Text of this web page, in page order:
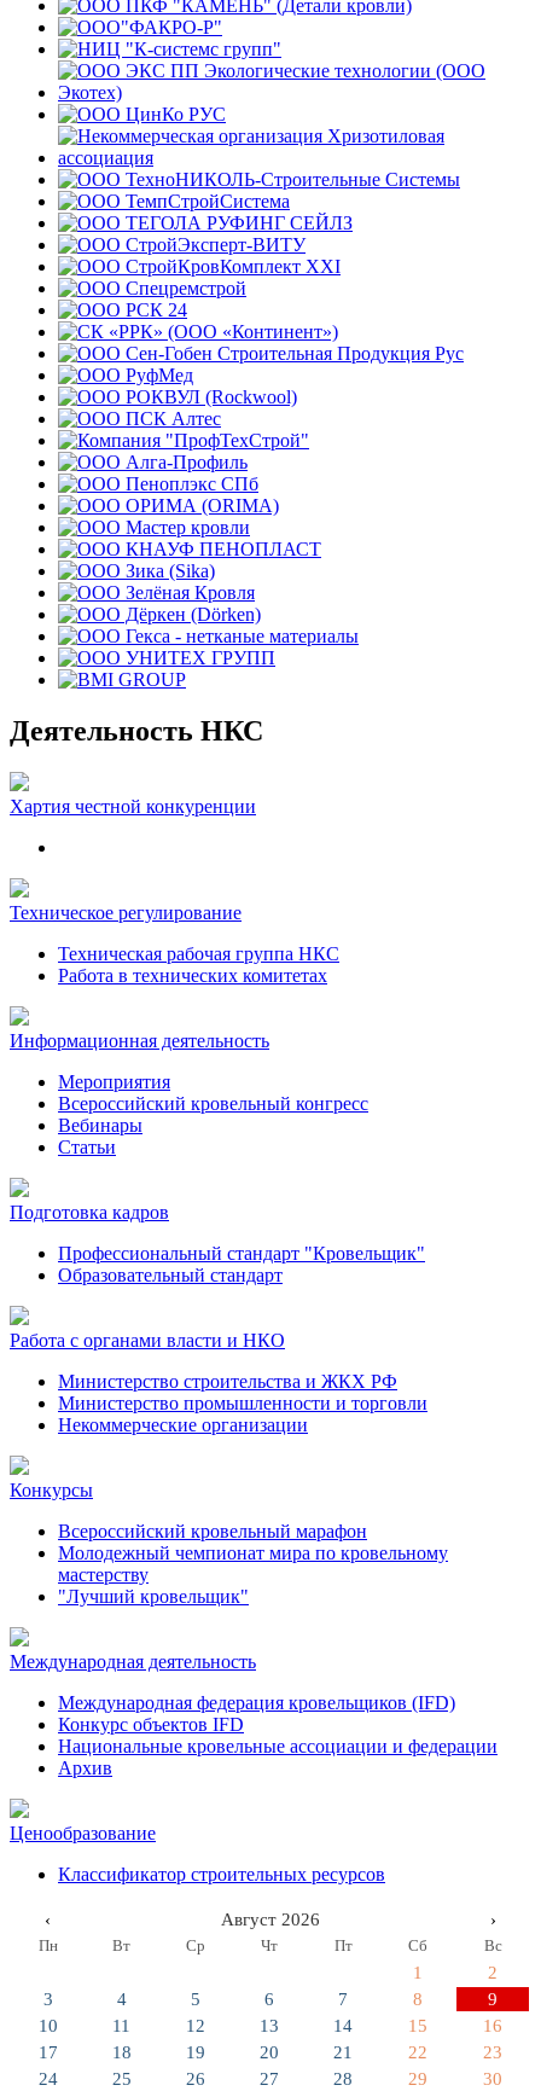
Деятельность НКС
Хартия честной конкуренции
Техническое регулирование
Техническая рабочая группа НКС
Работа в технических комитетах
Информационная деятельность
Мероприятия
Всероссийский кровельный конгресс
Вебинары
Статьи
Подготовка кадров
Профессиональный стандарт "Кровельщик"
Образовательный стандарт
Работа с органами власти и НКО
Министерство строительства и ЖКХ РФ
Министерство промышленности и торговли
Некоммерческие организации
Конкурсы
Всероссийский кровельный марафон
Молодежный чемпионат мира по кровельному
мастерству
"Лучший кровельщик"
Международная деятельность
Международная федерация кровельщиков (IFD)
Конкурс объектов IFD
Национальные кровельные ассоциации и федерации
Архив
Ценообразование
Классификатор строительных ресурсов
‹ Август 2026 ›
Пн Вт Ср Чт Пт Сб Вс
1
2
3
4 5 6 7 8
9
10
11 12 13 14 15
16
17
18 19 20 21 22
23
24
25 26 27 28 29 30